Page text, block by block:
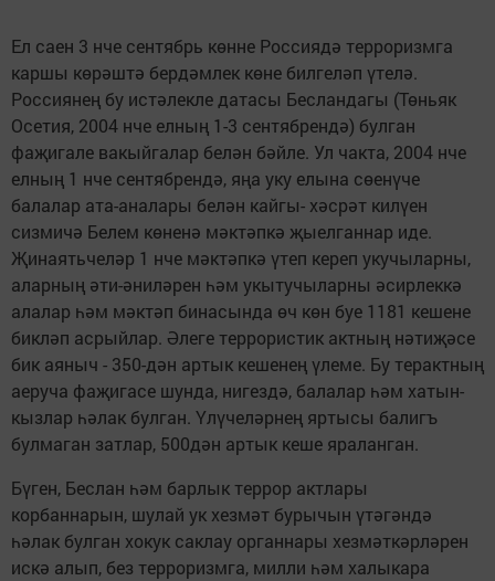
Ел саен 3 нче сентябрь көнне Россиядә терроризмга
каршы көрәштә бердәмлек көне билгеләп үтелә.
Россиянең бу истәлекле датасы Бесландагы (Төньяк
Осетия, 2004 нче елның 1-3 сентябрендә) булган
фаҗигале вакыйгалар белән бәйле. Ул чакта, 2004 нче
елның 1 нче сентябрендә, яңа уку елына сөенүче
балалар ата-аналары белән кайгы- хәсрәт килүен
сизмичә Белем көненә мәктәпкә җыелганнар иде.
Җинаятьчеләр 1 нче мәктәпкә үтеп кереп укучыларны,
аларның әти-әниләрен һәм укытучыларны әсирлеккә
алалар һәм мәктәп бинасында өч көн буе 1181 кешене
бикләп асрыйлар. Әлеге террористик актның нәтиҗәсе
бик аяныч - 350-дән артык кешенең үлеме. Бу терактның
аеруча фаҗигасе шунда, нигездә, балалар һәм хатын-
кызлар һәлак булган. Үлүчеләрнең яртысы балигъ
булмаган затлар, 500дән артык кеше яраланган.
Бүген, Беслан һәм барлык террор актлары
корбаннарын, шулай ук хезмәт бурычын үтәгәндә
һәлак булган хокук саклау органнары хезмәткәрләрен
искә алып, без терроризмга, милли һәм халыкара